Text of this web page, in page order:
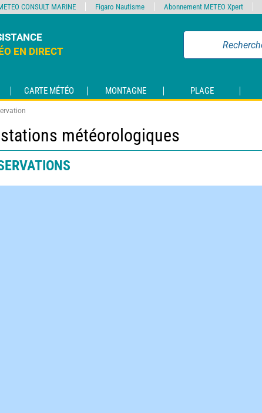
EN DIRECT
CARTE MÉTÉO MONTAGNE PLAGE
météorologiques
CONSULT MARINE Figaro Nautisme Abonnement METEO Xpert